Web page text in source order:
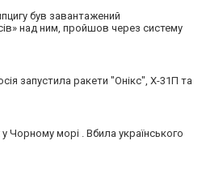
був завантажений
над ним, пройшов через систему
запустила ракети "Онікс", Х-31П та
Чорному морі . Вбила українського